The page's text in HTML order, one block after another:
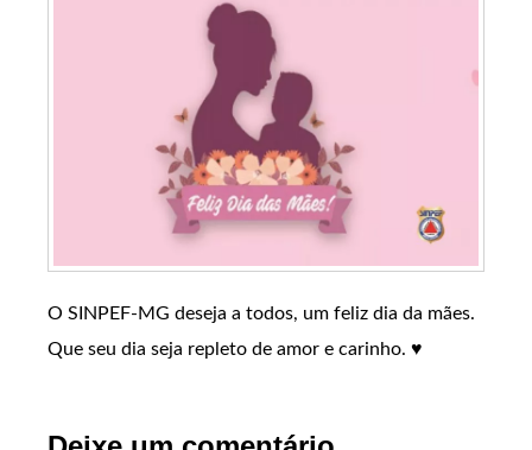
O SINPEF-MG deseja a todos, um feliz dia da mães.
Que seu dia seja repleto de amor e carinho. ♥️